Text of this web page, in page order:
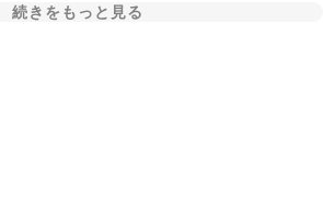
続きをもっと見る